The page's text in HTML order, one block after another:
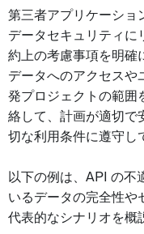
第三者アプリケーショ
データセキュリティに
約上の考慮事項を明確
データへのアクセスや
発プロジェクトの範囲
絡して、計画が適切で
切な利用条件に遵守し
以下の例は、API の不
いるデータの完全性や
代表的なシナリオを概